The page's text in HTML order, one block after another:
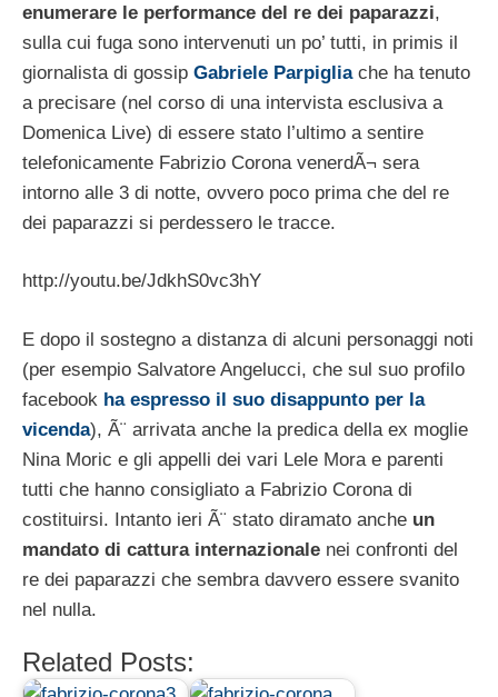
enumerare le performance del re dei paparazzi,
sulla cui fuga sono intervenuti un po’ tutti, in primis il
giornalista di gossip Gabriele Parpiglia che ha tenuto
a precisare (nel corso di una intervista esclusiva a
Domenica Live) di essere stato l’ultimo a sentire
telefonicamente Fabrizio Corona venerdÃ¬ sera
intorno alle 3 di notte, ovvero poco prima che del re
dei paparazzi si perdessero le tracce.
http://youtu.be/JdkhS0vc3hY
E dopo il sostegno a distanza di alcuni personaggi noti
(per esempio Salvatore Angelucci, che sul suo profilo
facebook ha espresso il suo disappunto per la
vicenda), Ã¨ arrivata anche la predica della ex moglie
Nina Moric e gli appelli dei vari Lele Mora e parenti
tutti che hanno consigliato a Fabrizio Corona di
costituirsi. Intanto ieri Ã¨ stato diramato anche un
mandato di cattura internazionale nei confronti del
re dei paparazzi che sembra davvero essere svanito
nel nulla.
Related Posts: